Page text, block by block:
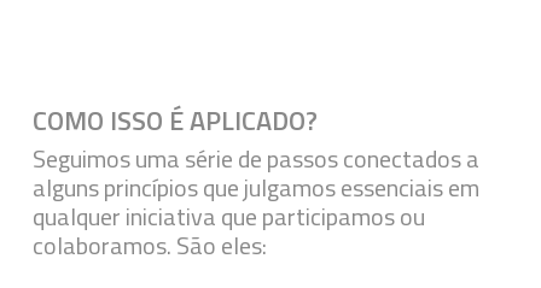
COMO ISSO É APLICADO?
Seguimos uma série de passos conectados a
alguns princípios que julgamos essenciais em
qualquer iniciativa que participamos ou
colaboramos. São eles: